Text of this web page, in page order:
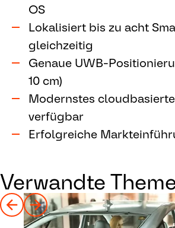
OS
Lokalisiert bis zu acht
gleichzeitig
Genaue UWB-
10 cm)
Modernstes
verfügbar
Erfolgreiche
Verwandte